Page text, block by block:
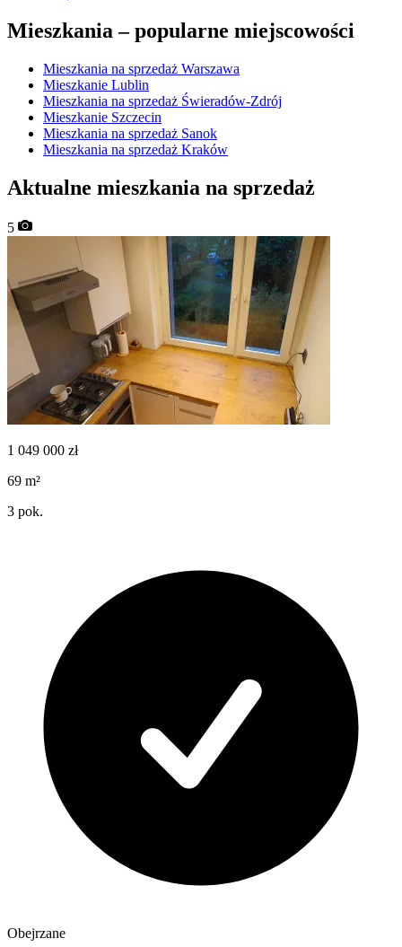
Mieszkania –popularne miejscowości
Mieszkania na sprzedaż Warszawa
Mieszkanie Lublin
Mieszkania na sprzedaż Świeradów-Zdrój
Mieszkanie Szczecin
Mieszkania na sprzedaż Sanok
Mieszkania na sprzedaż Kraków
Aktualne mieszkania na sprzedaż
5
1 049 000 zł
69 m²
3 pok.
Obejrzane